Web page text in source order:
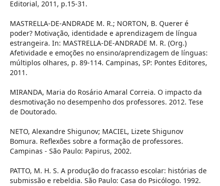
Editorial, 2011, p.15-31.
MASTRELLA-DE-ANDRADE M. R.; NORTON, B. Querer é
poder? Motivação, identidade e aprendizagem de língua
estrangeira. In: MASTRELLA-DE-ANDRADE M. R. (Org.)
Afetividade e emoções no ensino/aprendizagem de línguas:
múltiplos olhares, p. 89-114. Campinas, SP: Pontes Editores,
2011.
MIRANDA, Maria do Rosário Amaral Correia. O impacto da
desmotivação no desempenho dos professores. 2012. Tese
de Doutorado.
NETO, Alexandre Shigunov; MACIEL, Lizete Shigunov
Bomura. Reflexões sobre a formação de professores.
Campinas - São Paulo: Papirus, 2002.
PATTO, M. H. S. A produção do fracasso escolar: histórias de
submissão e rebeldia. São Paulo: Casa do Psicólogo. 1992.